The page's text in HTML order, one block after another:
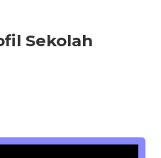
Sekolah